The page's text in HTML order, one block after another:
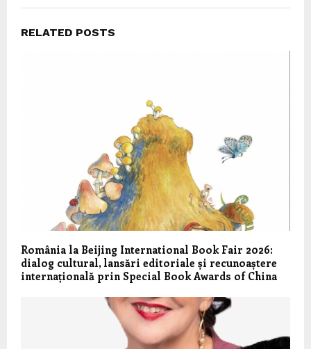
RELATED POSTS
România la Beijing International Book Fair 2026:
dialog cultural, lansări editoriale și recunoaștere
internațională prin Special Book Awards of China